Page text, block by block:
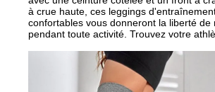
à crue haute, ces leggings
confortables vous donneront la liberté de
pendant toute activité. Trouvez votre